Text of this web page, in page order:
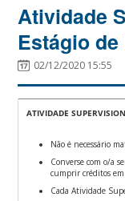
Atividade
Estágio
02/12/2020 15:55
ATIVIDADE
Não é necessário
Converse com o/a
cumprir créditos
Cada Atividade